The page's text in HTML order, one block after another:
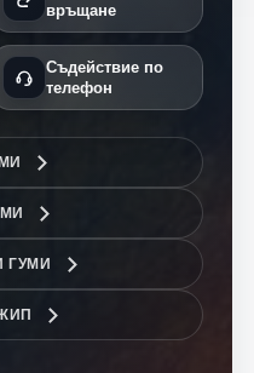
връщане
Съдействие по
телефон
ГУМИ